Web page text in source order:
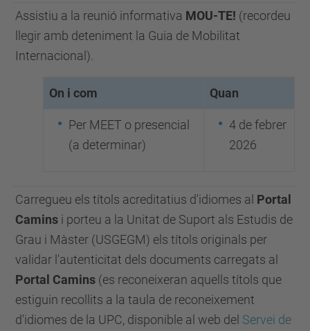
Assistiu a la reunió informativa MOU-TE! (recordeu
llegir amb deteniment la Guia de Mobilitat
Internacional).
On i com Quan
Per MEET o presencial
(a determinar)
4 de febrer
2026
Carregueu els títols acreditatius d'idiomes al Portal
Camins i porteu a la Unitat de Suport als Estudis de
Grau i Màster (USGEGM) els títols originals per
validar l'autenticitat dels documents carregats al
Portal Camins (es reconeixeran aquells títols que
estiguin recollits a la taula de reconeixement
d'idiomes de la UPC, disponible al web del Servei de